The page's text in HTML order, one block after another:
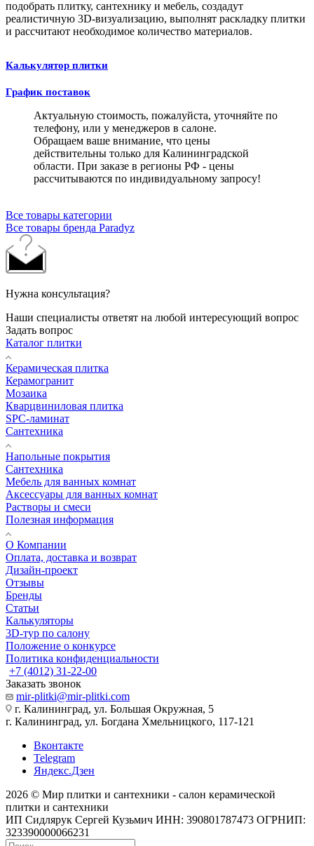
подобрать плитку, сантехнику и мебель, создадут
реалистичную 3D-визуализацию, выполнят раскладку плитки
и рассчитают необходимое количество материалов.
Калькулятор плитки
График поставок
Актуальную стоимость, пожалуйста, уточняйте по
телефону, или у менеджеров в салоне.
Обращаем ваше внимание, что цены
действительны только для Калининградской
области. При заказе в регионы РФ - цены
рассчитываются по индивидуальному запросу!
Все товары категории
Все товары бренда Paradyz
Нужна консультация?
Наши специалисты ответят на любой интересующий вопрос
Задать вопрос
Каталог плитки
Керамическая плитка
Керамогранит
Мозаика
Кварцвиниловая плитка
SPC-ламинат
Сантехника
Напольные покрытия
Сантехника
Мебель для ванных комнат
Аксессуары для ванных комнат
Растворы и смеси
Полезная информация
О Компании
Оплата, доставка и возврат
Дизайн-проект
Отзывы
Бренды
Статьи
Калькуляторы
3D-тур по салону
Положение о конкурсе
Политика конфиденциальности
+7 (4012) 31-22-00
Заказать звонок
mir-plitki@mir-plitki.com
г. Калининград, ул. Большая Окружная, 5
г. Калининград, ул. Богдана Хмельницкого, 117-121
Вконтакте
Telegram
Яндекс.Дзен
2026 © Мир плитки и сантехники - салон керамической
плитки и сантехники
ИП Сидлярук Сергей Кузьмич ИНН: 390801787473 ОГРНИП:
323390000066231